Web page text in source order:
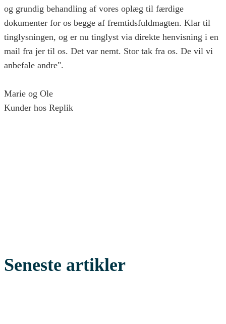
og grundig behandling af vores oplæg til færdige
dokumenter for os begge af fremtidsfuldmagten. Klar til
tinglysningen, og er nu tinglyst via direkte henvisning i en
mail fra jer til os. Det var nemt. Stor tak fra os. De vil vi
anbefale andre".
Marie og Ole
Kunder hos Replik
Seneste artikler